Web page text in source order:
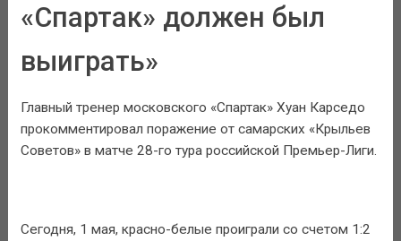
«Спартак» должен был
выиграть»
Главный тренер московского «Спартак» Хуан Карседо
прокомментировал поражение от самарских «Крыльев
Советов» в матче 28-го тура российской Премьер-Лиги.
Сегодня, 1 мая, красно-белые проиграли со счетом 1:2